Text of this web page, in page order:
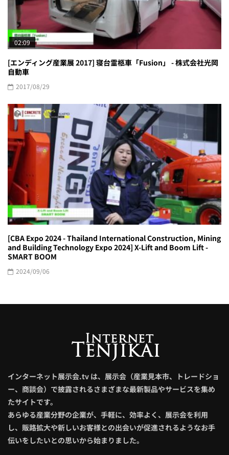
02:09
[エンディング産業展 2017] 寝台霊柩車「Fusion」 - 株式会社光岡
自動車
2017/08/29
[CBA Expo 2024 - Thailand International Construction, Mining
and Building Technology Expo 2024] X-Lift and Boom Lift -
SMART BOOM
2024/09/06
インターネット展示会.tv は、展示会（産業見本市、トレードショ
ー、商談会）で披露されるさまざまな最新製品やサービスを集め
たサイトです。
あらゆる産業分野の企業が、手軽に、効率よく、展示会を利用
し、販路拡大や新しいお客様との出会いが促進されるようなお手
伝いをしたいとの思いから始まりました。